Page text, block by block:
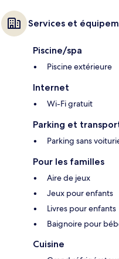
Services et
Piscine/spa
Piscine extérieure
Internet
Wi-Fi gratuit
Parking et
Parking sans
Pour les familles
Aire de jeux
Jeux pour enfants
Livres pour enfants
Baignoire pour
Cuisine